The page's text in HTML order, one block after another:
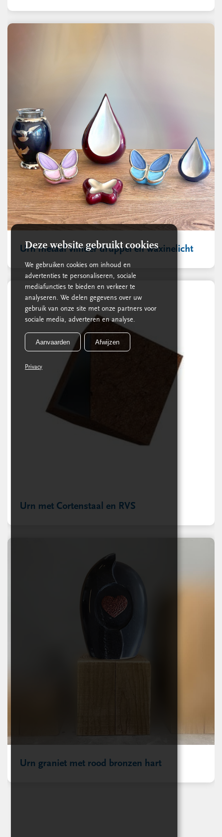
Urn metaal vlinder druppel en waxinelicht
Urn met Cortenstaal en RVS
Urn graniet met rood bronzen hart
Deze website gebruikt cookies
We gebruiken cookies om inhoud en
advertenties te personaliseren, sociale
mediafuncties te bieden en verkeer te
analyseren. We delen gegevens over uw
gebruik van onze site met onze partners voor
sociale media, adverteren en analyse.
Aanvaarden Afwijzen
Privacy